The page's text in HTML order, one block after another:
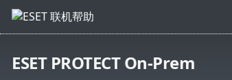
ESET PROTECT On-Prem